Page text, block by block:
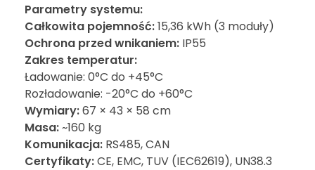
Parametry systemu:
Całkowita pojemność:15,36 kWh (3 moduły)
Ochrona przed wnikaniem: IP55
Zakres temperatur:
Ładowanie: 0°C do +45°C
Rozładowanie: -20°C do +60°C
Wymiary:67 × 43 × 58 cm
Masa:~160 kg
Komunikacja: RS485, CAN
Certyfikaty:CE, EMC, TUV (IEC62619), UN38.3